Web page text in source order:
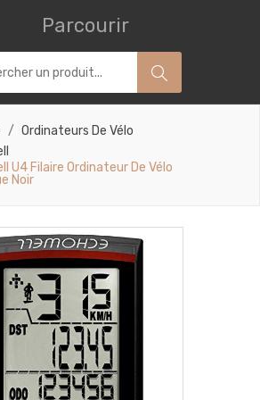
Parcourir
Ordinateurs De Vélo
U4 Filaire Ordinateur De Vélo
Noir